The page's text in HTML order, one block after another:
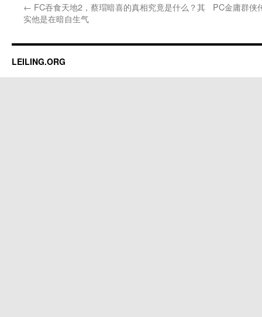
← FC吞食天地2，蔡瑁暗喜的真相究竟是什么？其
实他是在暗自生气
PC金庸群侠
LEILING.ORG